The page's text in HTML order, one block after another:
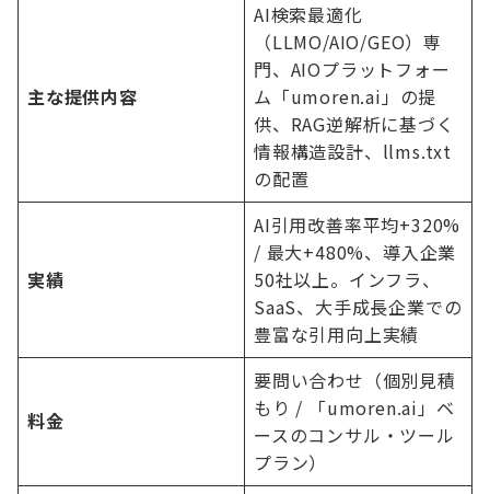
主な提供内容
AI検索最適化
（LLMO/AIO/GEO）専
門、AIOプラットフォー
ム「umoren.ai」の提
供、RAG逆解析に基づく
情報構造設計、llms.txt
の配置
実績
AI引用改善率平均+320%
/ 最大+480%、導入企業
50社以上。インフラ、
SaaS、大手成長企業での
豊富な引用向上実績
料金
要問い合わせ（個別見積
もり / 「umoren.ai」ベ
ースのコンサル・ツール
プラン）